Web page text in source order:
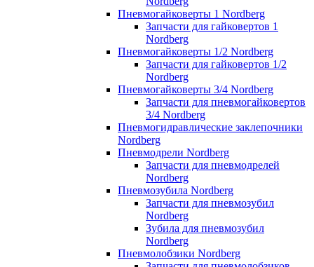
Пневмогайковерты 1 Nordberg
Запчасти для гайковертов 1
Nordberg
Пневмогайковерты 1/2 Nordberg
Запчасти для гайковертов 1/2
Nordberg
Пневмогайковерты 3/4 Nordberg
Запчасти для пневмогайковертов
3/4 Nordberg
Пневмогидравлические заклепочники
Nordberg
Пневмодрели Nordberg
Запчасти для пневмодрелей
Nordberg
Пневмозубила Nordberg
Запчасти для пневмозубил
Nordberg
Зубила для пневмозубил
Nordberg
Пневмолобзики Nordberg